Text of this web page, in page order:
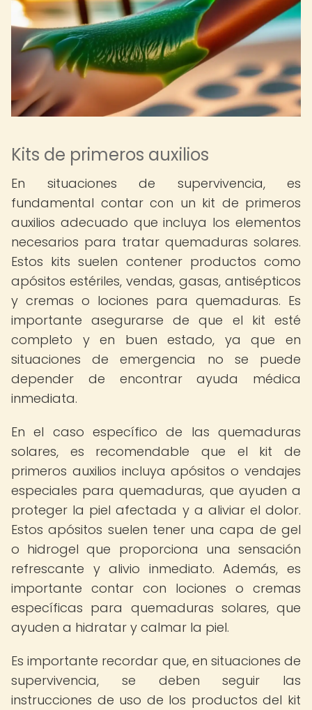
Kits de primeros auxilios
En situaciones de supervivencia, es
fundamental contar con un kit de primeros
auxilios adecuado que incluya los elementos
necesarios para tratar quemaduras solares.
Estos kits suelen contener productos como
apósitos estériles, vendas, gasas, antisépticos
y cremas o lociones para quemaduras. Es
importante asegurarse de que el kit esté
completo y en buen estado, ya que en
situaciones de emergencia no se puede
depender de encontrar ayuda médica
inmediata.
En el caso específico de las quemaduras
solares, es recomendable que el kit de
primeros auxilios incluya apósitos o vendajes
especiales para quemaduras, que ayuden a
proteger la piel afectada y a aliviar el dolor.
Estos apósitos suelen tener una capa de gel
o hidrogel que proporciona una sensación
refrescante y alivio inmediato. Además, es
importante contar con lociones o cremas
específicas para quemaduras solares, que
ayuden a hidratar y calmar la piel.
Es importante recordar que, en situaciones de
supervivencia, se deben seguir las
instrucciones de uso de los productos del kit